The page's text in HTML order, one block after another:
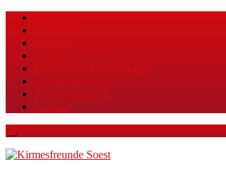
Historischer Kassenwagen
Aufnahmeantrag
Ansprechpartner
Kontakt